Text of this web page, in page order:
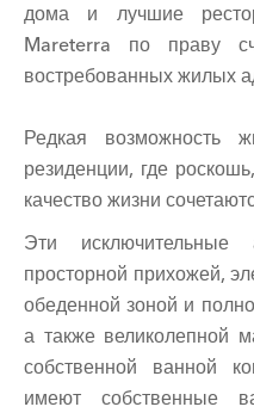
дома и лучшие
Mareterra по праву
востребованных жилых
Редкая возможность
резиденции, где
качество жизни
Эти исключительные
просторной прихожей,
обеденной зоной и
а также великолепной
собственной ванной
имеют собственные